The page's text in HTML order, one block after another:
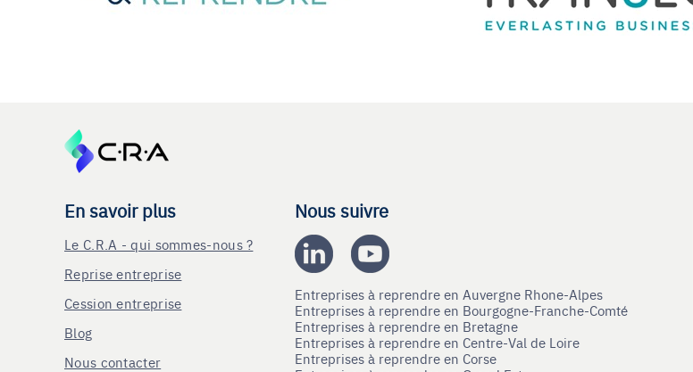
En savoir plus
Le C.R.A - qui sommes-nous ?
Reprise entreprise
Cession entreprise
Blog
Nous contacter
Nous suivre
Entreprises à reprendre en Auvergne Rhone-Alpes
Entreprises à reprendre en Bourgogne-Franche-Comté
Entreprises à reprendre en Bretagne
Entreprises à reprendre en Centre-Val de Loire
Entreprises à reprendre en Corse